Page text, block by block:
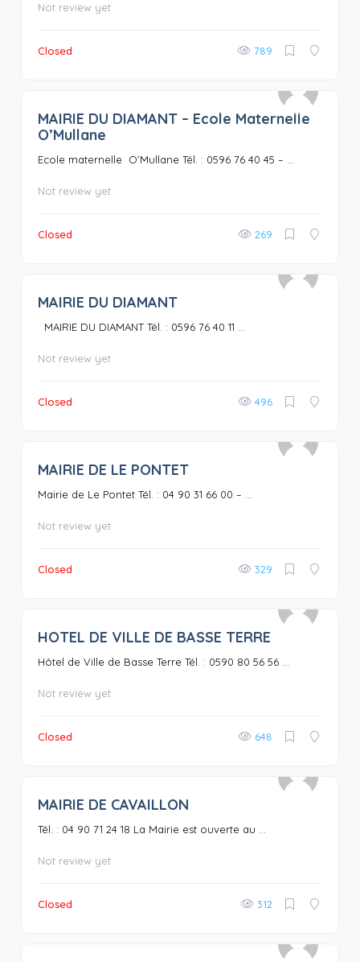
Not review yet
Closed 789
0
MAIRIE DU DIAMANT – Ecole Maternelle
O’Mullane
Ecole maternelle O’Mullane Tél. : 0596 76 40 45 – ...
Not review yet
Closed 269
MAIRIE DU DIAMANT
MAIRIE DU DIAMANT Tél. : 0596 76 40 11 ...
Not review yet
Closed 496
MAIRIE DE LE PONTET
Mairie de Le Pontet Tél. : 04 90 31 66 00 – ...
Not review yet
Closed 329
HOTEL DE VILLE DE BASSE TERRE
Hôtel de Ville de Basse Terre Tél. : 0590 80 56 56 ...
Not review yet
Closed 648
MAIRIE DE CAVAILLON
Tél. : 04 90 71 24 18 La Mairie est ouverte au ...
Not review yet
Closed 312